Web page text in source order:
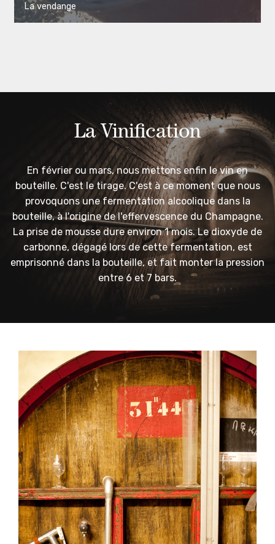
La vendange
La Vinification
En février ou mars, nous mettons enfin le vin en
bouteille. C'est le tirage. C'est à ce moment que nous
provoquons une fermentation alcoolique dans la
bouteille, à l'origine de l'effervescence du Champagne.
La prise de mousse dure environ 1 mois. Le dioxyde de
carbonne, dégagé lors de cette fermentation, est
emprisonné dans la bouteille, et fait monter la pression
entre 6 et 7 bars.